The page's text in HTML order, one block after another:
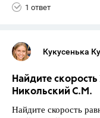
1 ответ
Кукусенька
Найдите
Никольский С.М.
Найдите скорость